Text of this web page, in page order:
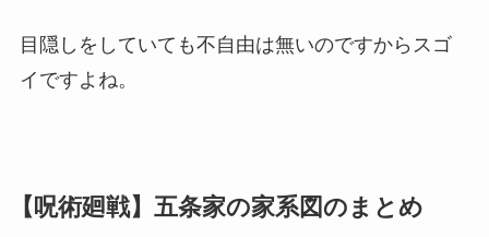
目隠しをしていても不自由は無いのですからスゴ
イですよね。
【呪術廻戦】五条家の家系図のまとめ